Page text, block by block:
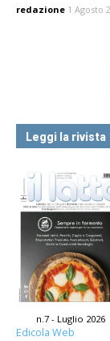
redazione 1 Agosto
Leggi la rivista
n.7 - Luglio 2026
Edicola Web